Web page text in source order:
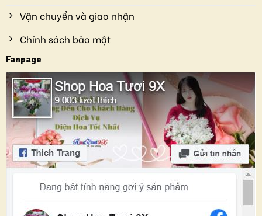
Vận chuyển và giao nhận
Chính sách bảo mật
Fanpage